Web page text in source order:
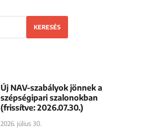
KERESÉS
Új NAV-szabályok jönnek a
szépségipari szalonokban
(frissítve: 2026.07.30.)
2026. július 30.